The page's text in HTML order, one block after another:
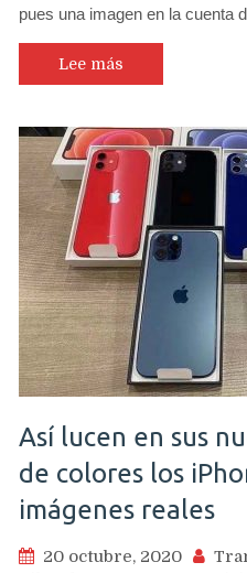
pues una imagen en la cuenta
Lee más
Así lucen en sus
de colores los
imágenes reales
20 octubre, 2020